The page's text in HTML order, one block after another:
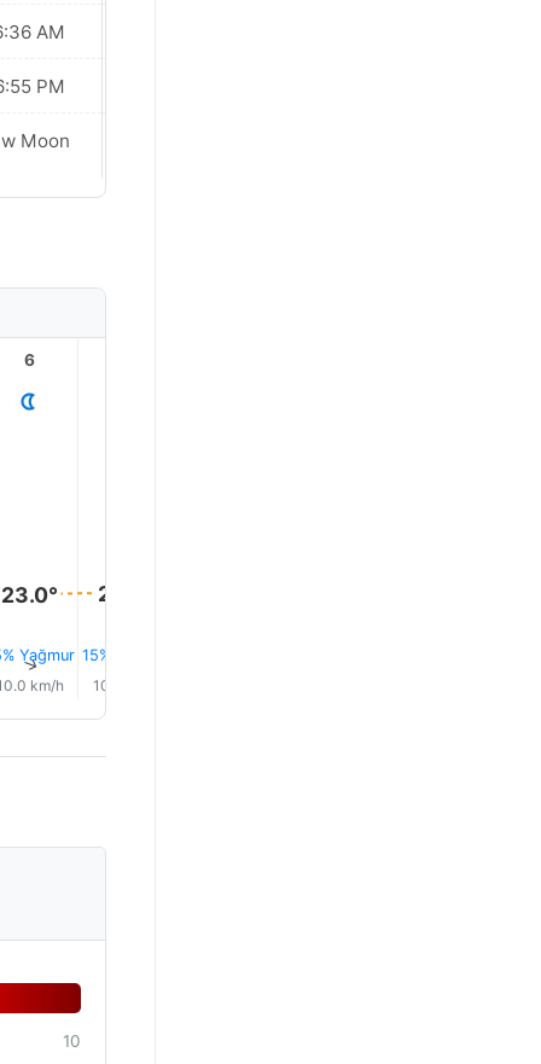
AM
PM
Moon
6
23.0°
Yağmur
↑
km/h
23.0°
15% Yağmur
10.0 km/h
10